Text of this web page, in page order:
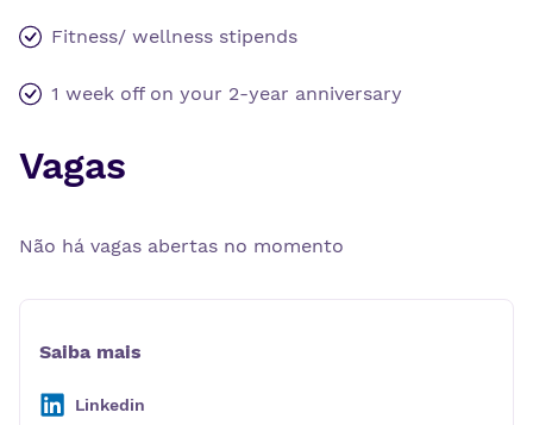
Fitness/ wellness stipends
1 week off on your 2-year anniversary
Vagas
Não há vagas abertas no momento
Saiba mais
Linkedin